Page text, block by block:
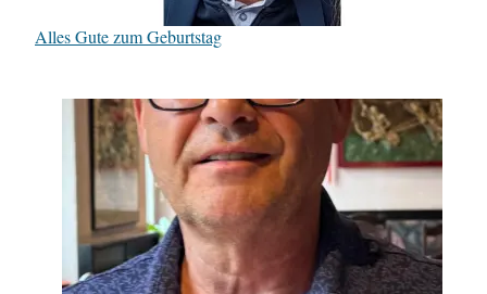
Alles Gute zum Geburtstag